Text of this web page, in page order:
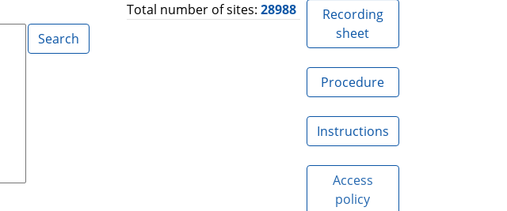
Total number of sites: 28988
Recording
sheet
Procedure
Instructions
Access
policy